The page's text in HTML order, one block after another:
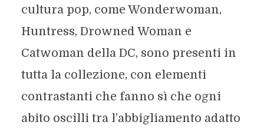
cultura pop, come Wonderwoman,
Huntress, Drowned Woman e
Catwoman della DC, sono presenti in
tutta la collezione, con elementi
contrastanti che fanno sì che ogni
abito oscilli tra l’abbigliamento adatto